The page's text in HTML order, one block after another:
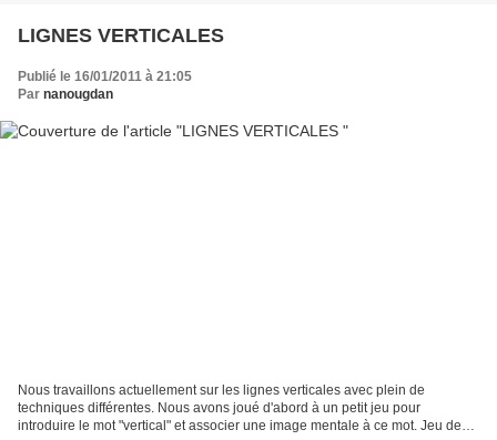
LIGNES VERTICALES
Publié le 16/01/2011 à 21:05
Par nanougdan
Nous travaillons actuellement sur les lignes verticales avec plein de
techniques différentes. Nous avons joué d'abord à un petit jeu pour
introduire le mot "vertical" et associer une image mentale à ce mot. Jeu des